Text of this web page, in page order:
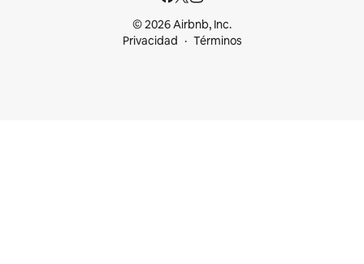
© 2026 Airbnb, Inc.
Privacidad
Términos